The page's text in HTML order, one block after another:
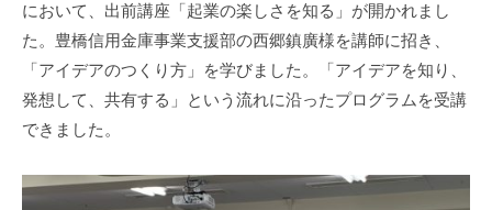
において、出前講座「起業の楽しさを知る」が開かれまし
た。豊橋信用金庫事業支援部の西郷鎮廣様を講師に招き、
「アイデアのつくり方」を学びました。「アイデアを知り、
発想して、共有する」という流れに沿ったプログラムを受講
できました。